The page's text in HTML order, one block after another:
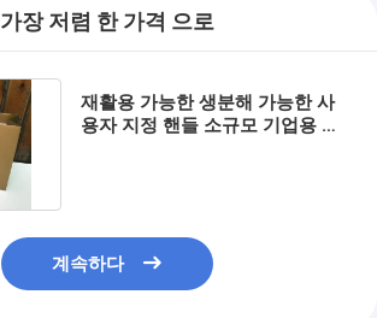
가장 저렴 한 가격 으로
재활용 가능한 생분해 가능한 사
용자 지정 핸들 소규모 기업용 선
계속하다